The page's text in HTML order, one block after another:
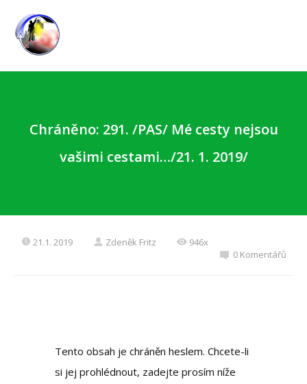
Chráněno: 291. /PAS/ Mé cesty nejsou
vašimi cestami…/21. 1. 2019/
21.1. 2019 Zdeněk Fritz
946x
0 Komentářů
Tento obsah je chráněn heslem. Chcete-li
si jej prohlédnout, zadejte prosím níže